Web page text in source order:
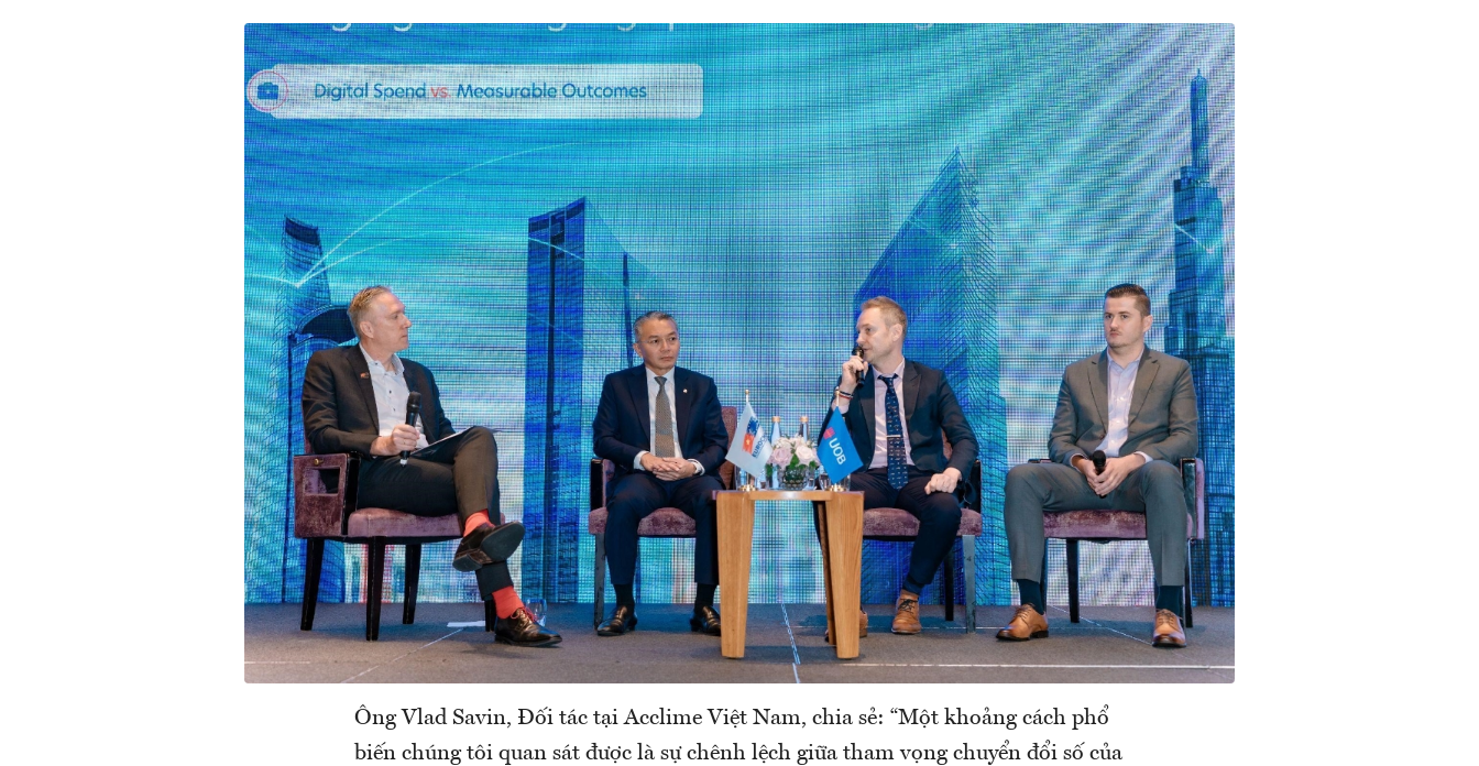
Ông Vlad Savin, Đối tác tại Acclime Việt Nam, chia sẻ: “Một khoảng cách phổ
biến chúng tôi quan sát được là sự chênh lệch giữa tham vọng chuyển đổi số của